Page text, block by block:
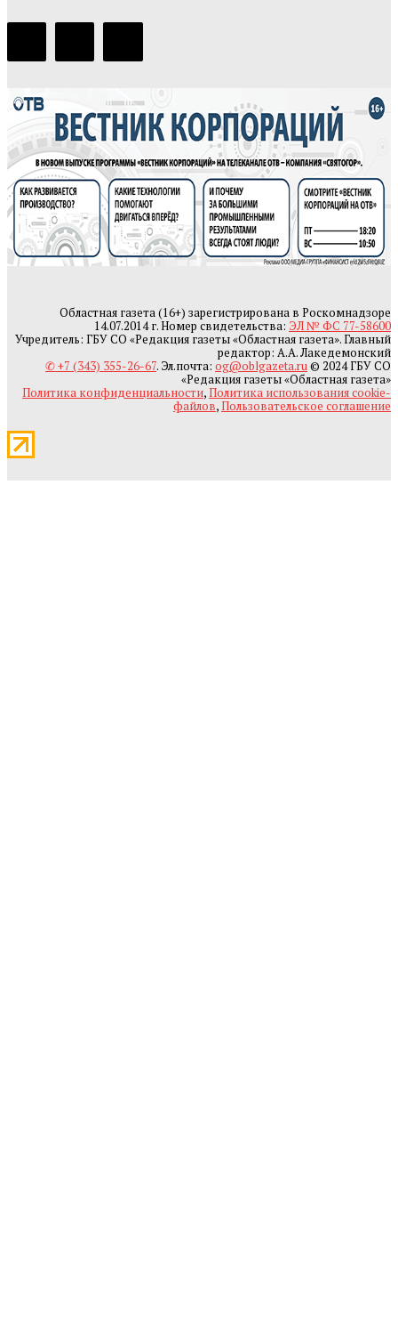
Областная газета (16+) зарегистрирована в Роскомнадзоре
14.07.2014 г. Номер свидетельства: ЭЛ № ФС 77-58600
Учредитель: ГБУ СО «Редакция газеты «Областная газета». Главный
редактор: А.А. Лакедемонский
✆ +7 (343) 355-26-67. Эл.почта: og@oblgazeta.ru© 2024 ГБУ СО
«Редакция газеты «Областная газета»
Политика конфиденциальности,Политика использования cookie-
файлов,Пользовательское соглашение